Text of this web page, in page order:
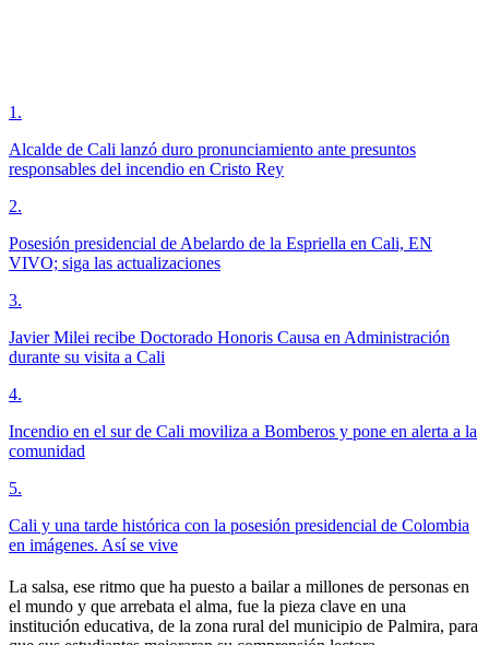
1 .
Alcalde de Cali lanzó duro pronunciamiento ante presuntos
responsables del incendio en Cristo Rey
2.
Posesión presidencial de Abelardo de la Espriella en Cali, EN
VIVO; siga las actualizaciones
3.
Javier Milei recibe Doctorado Honoris Causa en Administración
durante su visita a Cali
4.
Incendio en el sur de Cali moviliza a Bomberos y pone en alerta a la
comunidad
5.
Cali y una tarde histórica con la posesión presidencial de Colombia
en imágenes. Así se vive
La salsa, ese ritmo que ha puesto a bailar a millones de personas en
el mundo y que arrebata el alma, fue la pieza clave en una
institución educativa, de la zona rural del municipio de Palmira, para